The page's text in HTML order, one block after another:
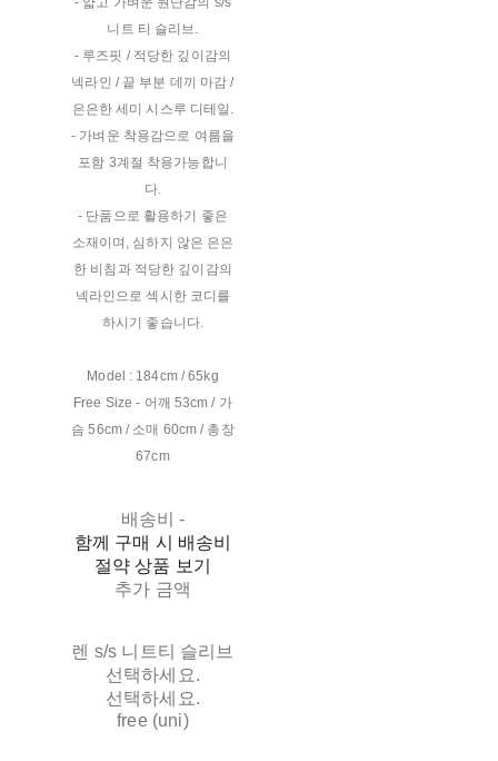
니트 티 슬리브.
- 루즈핏 / 적당한 깊이감의
넥라인 / 끝 부분 데끼 마감 /
은은한 세미 시스루 디테일.
- 가벼운 착용감으로 여름을
포함 3계절 착용가능합니
다.
- 단품으로 활용하기 좋은
소재이며, 심하지 않은 은은
한 비침과 적당한 깊이감의
넥라인으로 섹시한 코디를
하시기 좋습니다.
Model : 184cm / 65kg
Free Size - 어깨 53cm / 가
슴 56cm / 소매 60cm / 총장
67cm
배송비-
함께 구매 시 배송비
절약 상품 보기
추가 금액
렌 s/s 니트티 슬리브
선택하세요.
선택하세요.
free (uni)